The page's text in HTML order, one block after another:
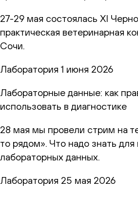
27-29 мая состоялась XI
практическая ветеринарная
Сочи.
Лаборатория 1 июня 2026
Лабораторные данные: как
использовать в диагностике
28 мая мы провели стрим на
то рядом». Что надо знать
лабораторных данных.
Лаборатория 25 мая 2026